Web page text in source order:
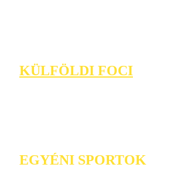
KÜLFÖLDI FOCI
EGYÉNI SPORTOK